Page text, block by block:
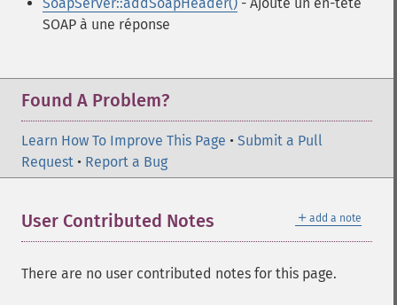
SOAP à une réponse
Found A Problem?
Learn How To Improve This Page • Submit a Pull
Request • Report a Bug
＋ add a note
User Contributed Notes
There are no user contributed notes for this page.